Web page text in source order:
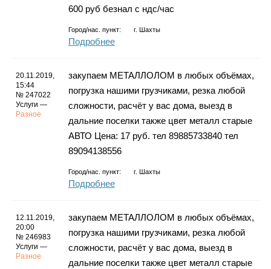
600 руб безнал с ндс/час
Город/нас. пункт: г. Шахты
Подробнее
20.11.2019,
15:44
№ 247022
Услуги —
Разное
закупаем МЕТАЛЛОЛОМ в любых объёмах,
погрузка нашими грузчиками, резка любой
сложности, расчёт у вас дома, выезд в
дальние поселки также цвет металл старые
АВТО Цена: 17 руб. тел 89885733840 тел
89094138556
Город/нас. пункт: г. Шахты
Подробнее
12.11.2019,
20:00
№ 246983
Услуги —
Разное
закупаем МЕТАЛЛОЛОМ в любых объёмах,
погрузка нашими грузчиками, резка любой
сложности, расчёт у вас дома, выезд в
дальние поселки также цвет металл старые